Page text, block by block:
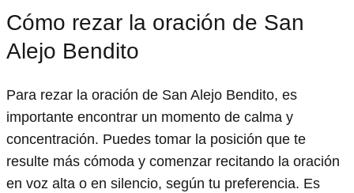
Cómo rezar la oración de San
Alejo Bendito
Para rezar la oración de San Alejo Bendito, es
importante encontrar un momento de calma y
concentración. Puedes tomar la posición que te
resulte más cómoda y comenzar recitando la oración
en voz alta o en silencio, según tu preferencia. Es